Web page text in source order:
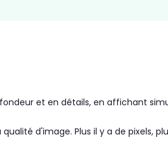
et en détails, en affichant
d'image. Plus il y a de pixels,